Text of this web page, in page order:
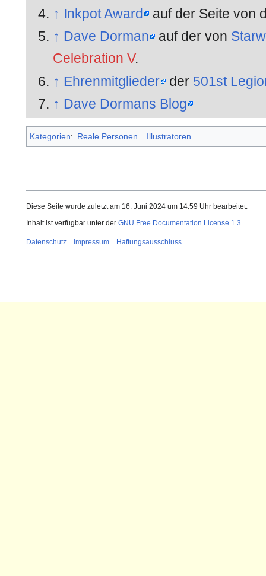
↑ Inkpot Award
auf der Seite von
↑ Dave Dorman auf der von
Celebration V.
↑ Ehrenmitglieder der 501st
↑ Dave Dormans Blog
Kategorien: Reale Personen Illustratoren
Diese Seite wurde zuletzt am 16. Juni 2024 um 14:59 Uhr bearbeitet.
Inhalt ist verfügbar unter der GNU Free Documentation License 1.3.
Datenschutz Impressum Haftungsausschluss